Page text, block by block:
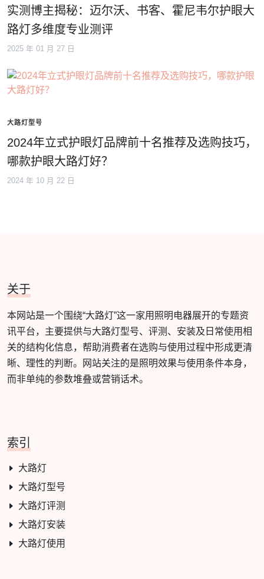
实测博主揭秘：迈尔沃、书客、霍尼韦尔护眼大
路灯多维度专业测评
2025 年 01 月 27 日
大路灯型号
2024年立式护眼灯品牌前十名推荐及选购技巧，
哪款护眼大路灯好？
2024 年 10 月 22 日
关于
本网站是一个围绕“大路灯”这一家用照明电器展开的专题资
讯平台，主要提供与大路灯型号、评测、安装及日常使用相
关的结构化信息，帮助消费者在选购与使用过程中形成更清
晰、理性的判断。网站关注的是照明效果与使用条件本身，
而非单纯的参数堆叠或营销话术。
索引
大路灯
大路灯型号
大路灯评测
大路灯安装
大路灯使用